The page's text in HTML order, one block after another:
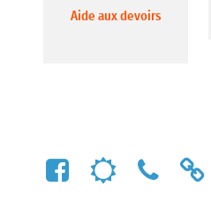
Aide aux devoirs